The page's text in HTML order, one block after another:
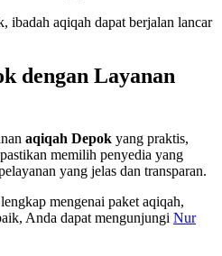
ibadah aqiqah dapat berjalan lancar
dengan Layanan
aqiqah Depok yang praktis,
memilih penyedia yang
yang jelas dan transparan.
mengenai paket aqiqah,
Anda dapat mengunjungi Nur